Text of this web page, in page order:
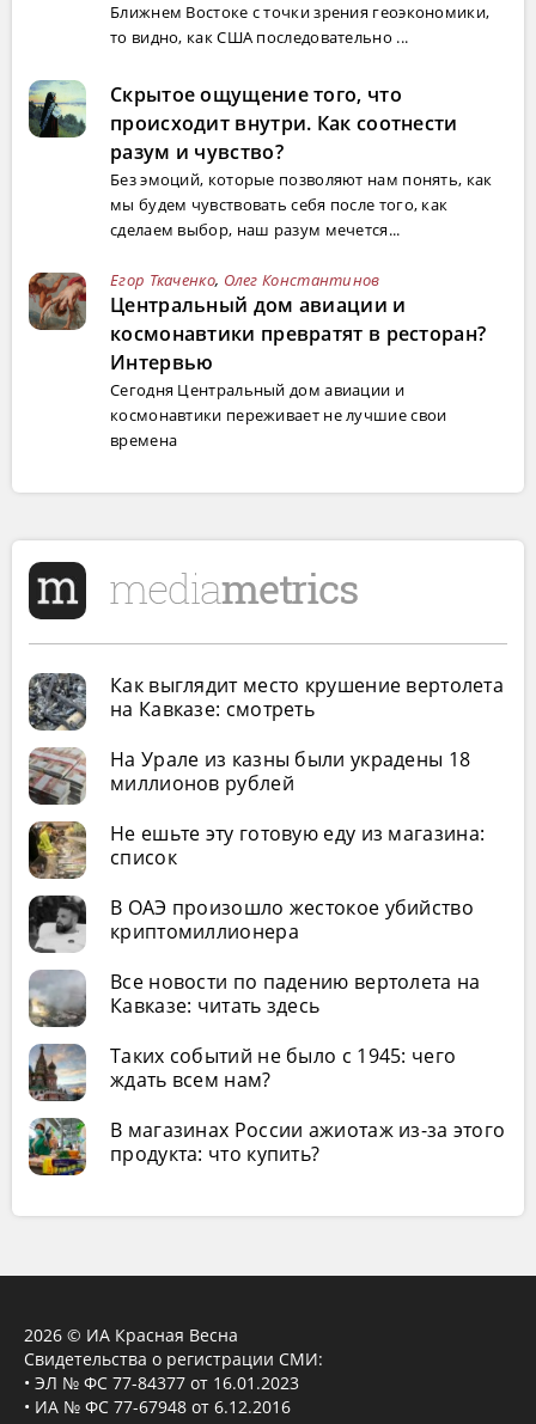
Ближнем Востоке с точки зрения геоэкономики,
то видно, как США последовательно ...
Скрытое ощущение того, что
происходит внутри. Как соотнести
разум и чувство?
Без эмоций, которые позволяют нам понять, как
мы будем чувствовать себя после того, как
сделаем выбор, наш разум мечется...
Егор Ткаченко, Олег Константинов
Центральный дом авиации и
космонавтики превратят в ресторан?
Интервью
Сегодня Центральный дом авиации и
космонавтики переживает не лучшие свои
времена
Как выглядит место крушение вертолета
на Кавказе: смотреть
На Урале из казны были украдены 18
миллионов рублей
Не ешьте эту готовую еду из магазина:
список
В ОАЭ произошло жестокое убийство
криптомиллионера
Все новости по падению вертолета на
Кавказе: читать здесь
Таких событий не было с 1945: чего
ждать всем нам?
В магазинах России ажиотаж из-за этого
продукта: что купить?
2026 © ИА Красная Весна
Свидетельства о регистрации СМИ:
• ЭЛ № ФС 77-84377 от 16.01.2023
• ИА № ФС 77-67948 от 6.12.2016